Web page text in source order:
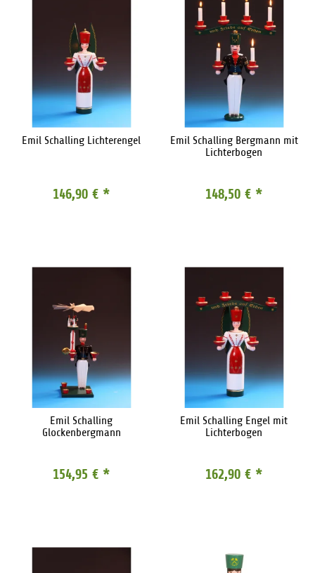
Emil Schalling Lichterengel
146,90 € *
Emil Schalling Bergmann mit
Lichterbogen
148,50 € *
Emil Schalling
Glockenbergmann
154,95 € *
Emil Schalling Engel mit
Lichterbogen
162,90 € *